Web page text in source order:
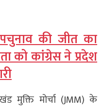
की जीत का
को कांग्रेस ने प्रदेश
मुक्ति मोर्चा (JMM) के